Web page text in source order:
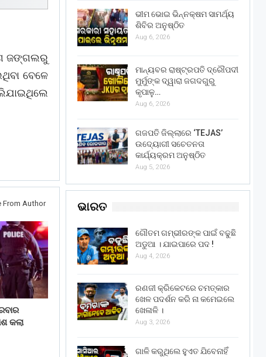
ଜଙ୍ଗଲରୁ
ବେଳେ
From Author
କଲା
ଭୀମ ଭୋଇ ଭିନ୍ନକ୍ଷମ ସାମର୍ଥ୍ୟ
ଶିବିର ଅନୁଷ୍ଠିତ
Aug 6, 2026
ମାନ୍ୟବର ରାଷ୍ଟ୍ରପତି ଦ୍ରୌପଦୀ
ମୁର୍ମୁଙ୍କ ଦ୍ୱାରା ଜଗଦଗୁରୁ
କୃପାଳୁ…
Aug 6, 2026
ଗଜପତି ଜିଲ୍ଲାରେ ‘TEJAS’
ଉଦ୍ୟୋଗୀ ସଚେତନତା
କାର୍ଯ୍ୟକ୍ରମ ଅନୁଷ୍ଠିତ
Aug 5, 2026
ଭାରତ
ଗୌତମ ଗମ୍ଭୀରଙ୍କ ପାଇଁ ବଢୁଛି
ଅଡୁଆ । ଯାଇପାରେ ପଦ !
Aug 4, 2026
ରଣଜୀ କ୍ରିକେଟରେ ଚମତ୍କାର
ଖେଳ ପଦର୍ଶନ କରି ନା କମେଇଲେ
ଖେଳାଳି ।
Aug 3, 2026
ଗାଳି କରୁଥିଲେ ହୁଏତ ଯିବେନାହିଁ